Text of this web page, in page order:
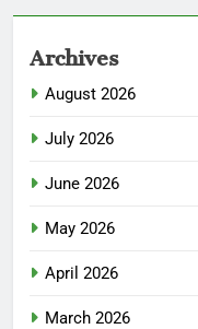
Archives
August 2026
July 2026
June 2026
May 2026
April 2026
March 2026